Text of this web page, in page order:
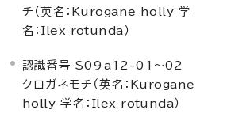
チ（英名： Kurogane holly 学
名： Ilex rotunda ）
認識番号 S09a12-01～02
クロガネモチ（英名： Kurogane
holly 学名： Ilex rotunda）